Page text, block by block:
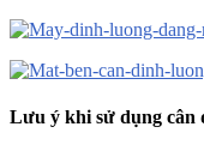
Lưu ý khi sử dụng cân